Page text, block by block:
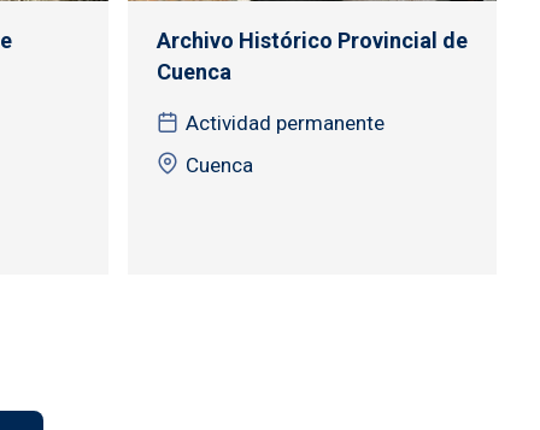
Archivo Histórico Provincial de
Cuenca
Actividad permanente
Cuenca